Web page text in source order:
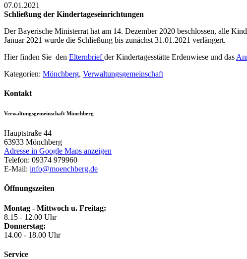
07.01.2021
Schließung der Kindertageseinrichtungen
Der Bayerische Ministerrat hat am 14. Dezember 2020 beschlossen, alle
Januar 2021 wurde die Schließung bis zunächst 31.01.2021 verlängert.
Hier finden Sie den Elternbriefder Kindertagesstätte Erdenwiese und das
Kategorien: Mönchberg, Verwaltungsgemeinschaft
Kontakt
Verwaltungsgemeinschaft Mönchberg
Hauptstraße 44
63933 Mönchberg
Adresse in Google Maps anzeigen
Telefon: 09374 979960
E-Mail: info@moenchberg.de
Öffnungszeiten
Montag - Mittwoch u. Freitag:
8.15 - 12.00 Uhr
Donnerstag:
14.00 - 18.00 Uhr
Service